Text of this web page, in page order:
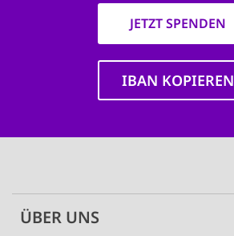
JETZT SPENDEN
IBAN KOPIEREN
ÜBER UNS